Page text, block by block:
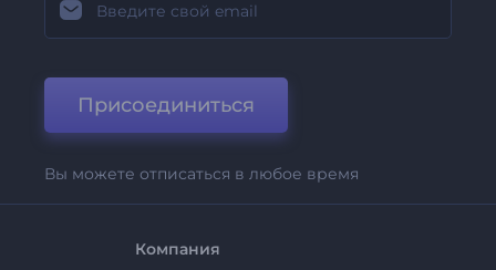
Присоединиться
Вы можете отписаться в любое время
Компания